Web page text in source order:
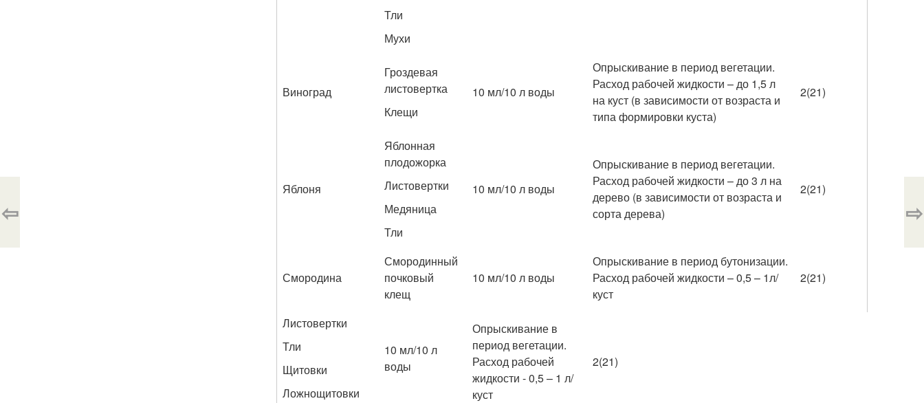
Тли
Мухи
Виноград
Гроздевая
листовертка
Клещи
10 мл/10 л воды
Опрыскивание в период вегетации.
Расход рабочей жидкости – до 1,5 л
на куст (в зависимости от возраста и
типа формировки куста)
2(21)
Яблоня
Яблонная
плодожорка
Листовертки
Медяница
Тли
10 мл/10 л воды
Опрыскивание в период вегетации.
Расход рабочей жидкости – до 3 л на
дерево (в зависимости от возраста и
сорта дерева)
2(21)
Смородина
Смородинный
почковый
клещ
10 мл/10 л воды
Опрыскивание в период бутонизации.
Расход рабочей жидкости – 0,5 – 1л/
куст
2(21)
Листовертки
Тли
Щитовки
Ложнощитовки
10 мл/10 л
воды
Опрыскивание в
период вегетации.
Расход рабочей
жидкости - 0,5 – 1 л/
куст
2(21)
⇦ ⇨